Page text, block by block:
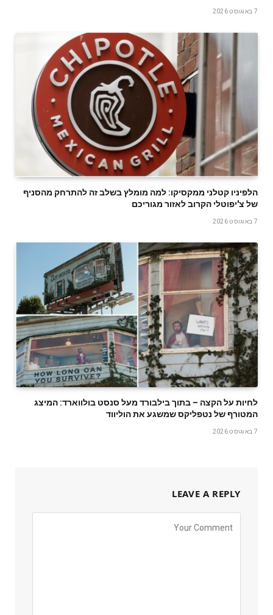
7 באוגוסט 2026
הלפיניו קטלני ממקסיקו: למה מומלץ בשלב זה להתרחק מהסניף
של צ'יפוטלי הקרוב לאזור מגוריכם
7 באוגוסט 2026
לחיות על הקצה – בתוך בילבורד מעל סנסט בולווארד: המיצג
המטורף של נטפליקס שמשגע את הוליווד
7 באוגוסט 2026
LEAVE A REPLY